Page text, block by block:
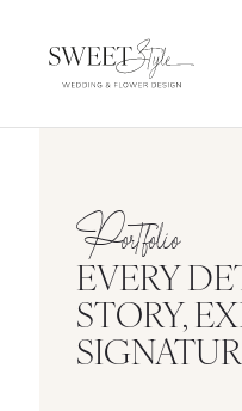
Portfolio
EVERY
STORY,